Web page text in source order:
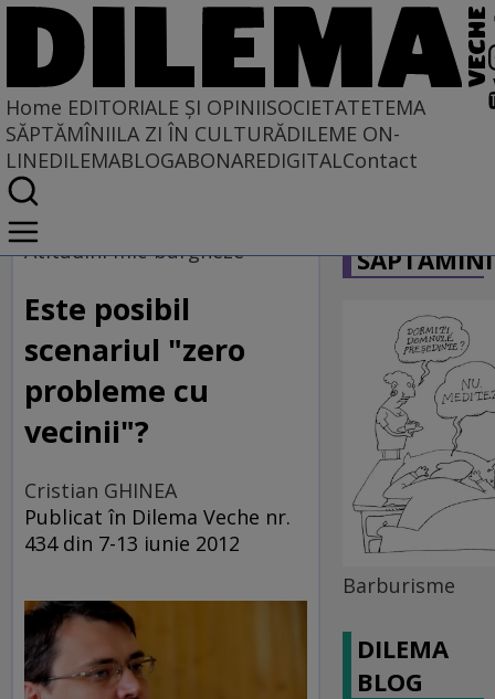
Home EDITORIALE ȘI OPINIISOCIETATETEMA
SĂPTĂMÎNIILA ZI ÎN CULTURĂDILEME ON-
LINEDILEMABLOGABONAREDIGITALContact
Home
EDITORIALE ȘI OPINII
Atitudini mic-burgheze
Este posibil
scenariul "zero
probleme cu
vecinii"?
Cristian GHINEA
Publicat în Dilema Veche nr.
434 din 7-13 iunie 2012
Barburisme
DILEMA
BLOG